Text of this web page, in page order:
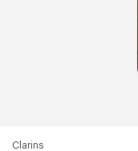
Clarins